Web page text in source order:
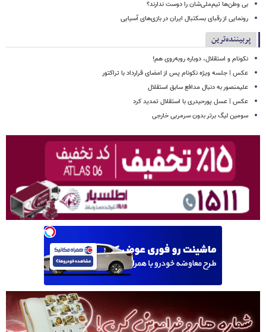
بی وطن‌ها تیم‌ملی‌شان را دوست ندارند؟
رونمایی از رقبای بسکتبال ایران در بازی‌های آسیایی
پربیننده‌ترین
نکونام و استقلال، دوباره روبه‌روی هم!
عکس | جلسه ویژه نکونام پس از امضای قرارداد با تراکتور
علیمنصور به دنبال مدافع سابق استقلال
عکس | عسل پورحیدری با استقلال تمدید کرد
سومین لیگ برتر بدون سرمربی خارجی